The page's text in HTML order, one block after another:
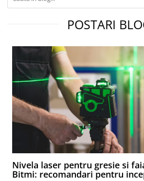
POSTARI
Nivela laser pentru gresie si
Bitmi: recomandari pentru